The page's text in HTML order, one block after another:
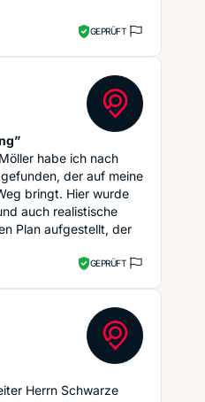
GEPRÜFT
habe ich nach
der auf meine
bringt. Hier wurde
auch realistische
Plan aufgestellt, der
GEPRÜFT
Herrn Schwarze